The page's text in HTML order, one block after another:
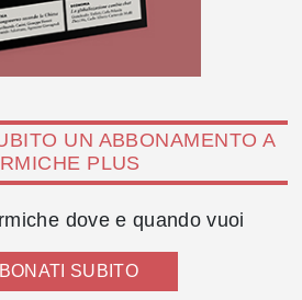
UN ABBONAMENTO A
PLUS
dove e quando vuoi
SUBITO